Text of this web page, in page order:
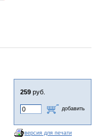
259 руб.
добавить
версия для печати